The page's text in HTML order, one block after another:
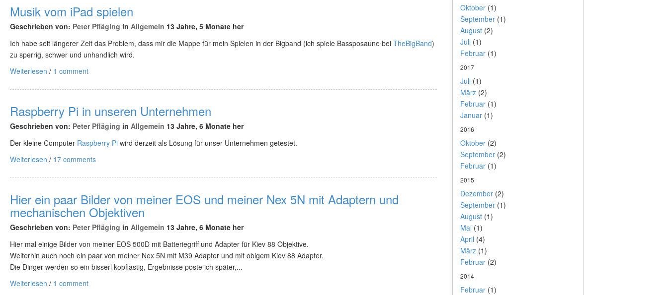
Musik vom iPad spielen
Geschrieben von: Peter Pfläging in Allgemein 13 Jahre, 5 Monate her
Ich habe seit längerer Zeit das Problem, dass mir die Mappe für mein Spielen in der Bigband (ich spiele Bassposaune bei TheBigBand)
zu sperrig, schwer und unhandlich wird.
Weiterlesen / 1 comment
Raspberry Pi in unseren Unternehmen
Geschrieben von: Peter Pfläging in Allgemein 13 Jahre, 6 Monate her
Der kleine Computer Raspberry Pi wird derzeit als Lösung für unser Unternehmen getestet.
Weiterlesen / 17 comments
Hier ein paar Bilder von meiner EOS und meiner Nex 5N mit Adaptern und
mechanischen Objektiven
Geschrieben von: Peter Pfläging in Allgemein 13 Jahre, 6 Monate her
Hier mal einige Bilder von meiner EOS 500D mit Batteriegriff und Adapter für Kiev 88 Objektive.
Weiterhin auch noch ein paar von meiner Nex 5N mit M39 Adapter und mit obigem Kiev 88 Adapter.
Die Dinger werden so ein bisserl kopflastig, Ergebnisse poste ich später,...
Weiterlesen / 1 comment
Oktober(1)
September(1)
August(2)
Juli(1)
Februar(1)
2017
Juli(1)
März(2)
Februar(1)
Januar(1)
2016
Oktober(2)
September(2)
Februar(1)
2015
Dezember(2)
September(1)
August(1)
Mai(1)
April (4)
März(1)
Februar(2)
2014
Februar(1)